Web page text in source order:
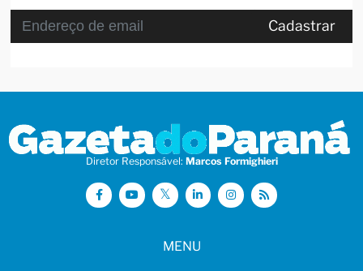
Cadastrar
Diretor Responsável: Marcos Formighieri
MENU